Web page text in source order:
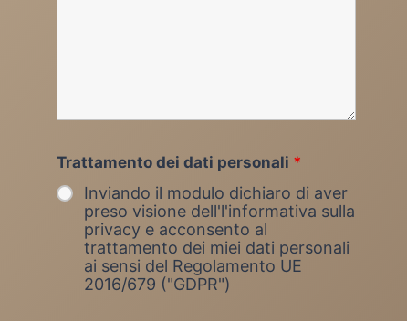
Trattamento dei dati personali *
Inviando il modulo dichiaro di aver
preso visione dell'l'informativa sulla
privacy e acconsento al
trattamento dei miei dati personali
ai sensi del Regolamento UE
2016/679 ("GDPR")